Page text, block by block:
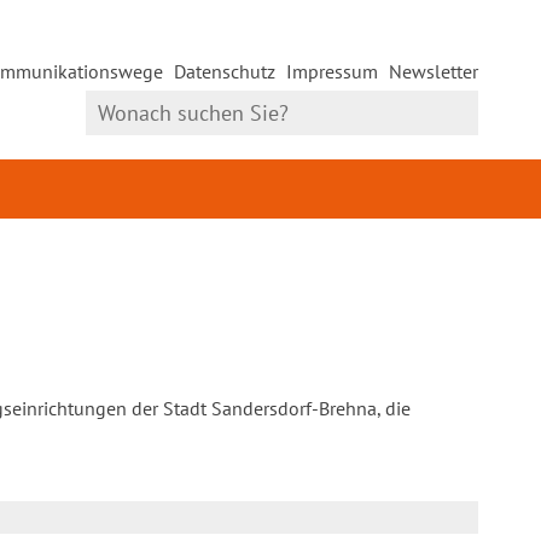
Datenschutz Impressum Newsletter
der Stadt Sandersdorf-Brehna, die